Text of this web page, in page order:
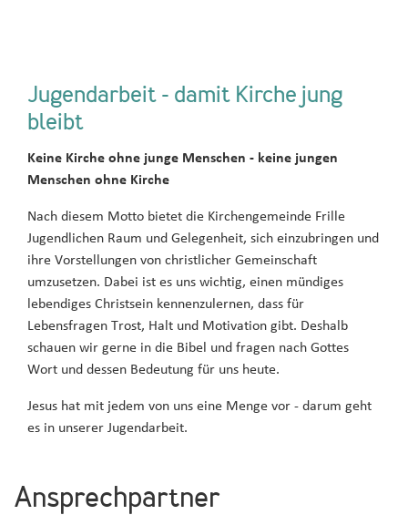
Jugendarbeit - damit Kirche jung
bleibt
Keine Kirche ohne junge Menschen - keine jungen
Menschen ohne Kirche
Nach diesem Motto bietet die Kirchengemeinde Frille
Jugendlichen Raum und Gelegenheit, sich einzubringen und
ihre Vorstellungen von christlicher Gemeinschaft
umzusetzen. Dabei ist es uns wichtig, einen mündiges
lebendiges Christsein kennenzulernen, dass für
Lebensfragen Trost, Halt und Motivation gibt. Deshalb
schauen wir gerne in die Bibel und fragen nach Gottes
Wort und dessen Bedeutung für uns heute.
Jesus hat mit jedem von uns eine Menge vor - darum geht
es in unserer Jugendarbeit.
Ansprechpartner